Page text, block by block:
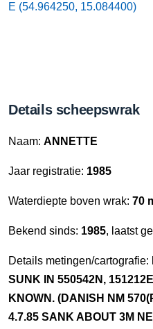
E (54.964250, 15.084400)
Details scheepswrak
Naam: ANNETTE
Jaar registratie: 1985
Waterdiepte boven wrak: 70
Bekend sinds: 1985, laatst
Details metingen/cartografie:
SUNK IN 550542N,
KNOWN. (DANISH NM
4.7.85 SANK ABOUT 3M